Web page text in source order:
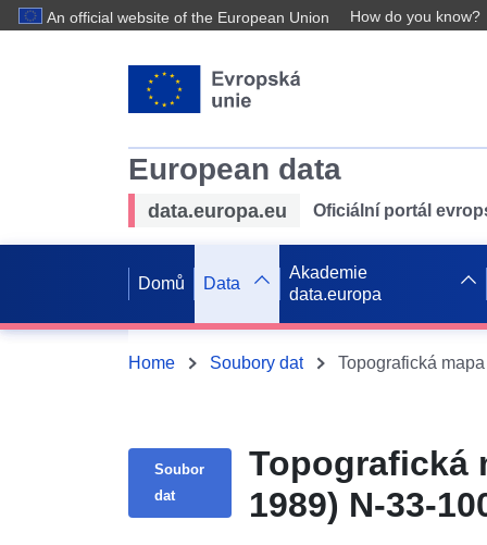
An official website of the European Union How do you know?
European data
data.europa.eu Oficiální portál
Domů Data
Akademie
data.europa
Home Soubory dat
Soubor
dat
Topografická
1989) N-33-